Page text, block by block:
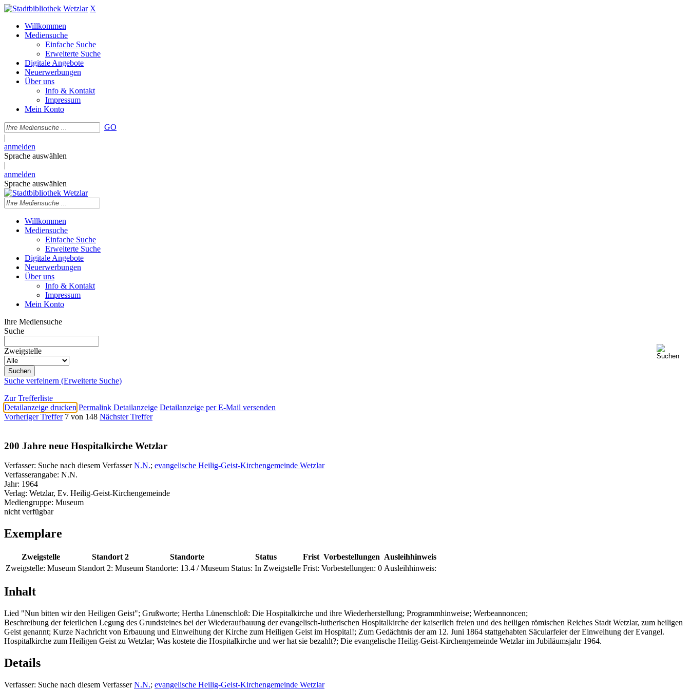
X
Willkommen
Mediensuche
Einfache Suche
Erweiterte Suche
Digitale Angebote
Neuerwerbungen
Über uns
Info & Kontakt
Impressum
Mein Konto
GO
|
anmelden
Sprache auswählen
|
anmelden
Sprache auswählen
Willkommen
Mediensuche
Einfache Suche
Erweiterte Suche
Digitale Angebote
Neuerwerbungen
Über uns
Info & Kontakt
Impressum
Mein Konto
Ihre Mediensuche
Suche
Zweigstelle
Suche verfeinern (Erweiterte Suche)
Zur Trefferliste
Detailanzeige drucken Permalink Detailanzeige Detailanzeige per E-Mail versenden
Vorheriger Treffer 7 von 148 Nächster Treffer
200 Jahre neue Hospitalkirche Wetzlar
Verfasser: Suche nach diesem Verfasser N.N.; evangelische Heilig-Geist-Kirchengemeinde Wetzlar
Verfasserangabe: N.N.
Jahr: 1964
Verlag: Wetzlar, Ev. Heilig-Geist-Kirchengemeinde
Mediengruppe: Museum
nicht verfügbar
Exemplare
Zweigstelle Standort 2 Standorte Status Frist Vorbestellungen Ausleihhinweis
Zweigstelle: Museum Standort 2: Museum Standorte: 13.4 / Museum Status: In Zweigstelle Frist: Vorbestellungen: 0 Ausleihhinweis:
Inhalt
Lied "Nun bitten wir den Heiligen Geist"; Grußworte; Hertha Lünenschloß: Die Hospitalkirche und ihre Wiederherstellung; Programmhinweise; Werbeannoncen;
Beschreibung der feierlichen Legung des Grundsteines bei der Wiederaufbauung der evangelisch-lutherischen Hospitalkirche der kaiserlich freien und des heiligen römischen Reiches Stadt Wetzlar, zum heiligen
Geist genannt; Kurze Nachricht von Erbauung und Einweihung der Kirche zum Heiligen Geist im Hospital!; Zum Gedächtnis der am 12. Juni 1864 stattgehabten Säcularfeier der Einweihung der Evangel.
Hospitalkirche zum Heiligen Geist zu Wetzlar; Was kostete die Hospitalkirche und wer hat sie bezahlt?; Die evangelische Heilig-Geist-Kirchengemeinde Wetzlar im Jubiläumsjahr 1964.
Details
Verfasser: Suche nach diesem Verfasser N.N.; evangelische Heilig-Geist-Kirchengemeinde Wetzlar